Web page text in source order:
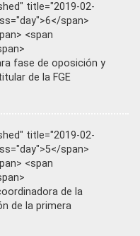
title="2019-02-
span>
<span
fase de oposición y
de la FGE
title="2019-02-
span>
<span
de la
de la primera